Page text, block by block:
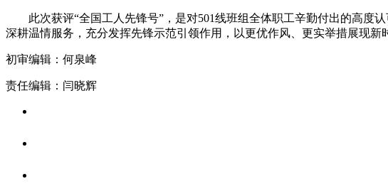
此次获评“全国工人先锋号”，是对501线班组全体职工辛勤付出的高度认
深耕温情服务，充分发挥先锋示范引领作用，以更优作风、更实举措展现
初审编辑：何泉峰
责任编辑：闫晓辉